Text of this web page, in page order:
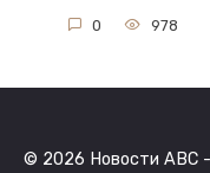
0 978
© 2026 Новости ABC